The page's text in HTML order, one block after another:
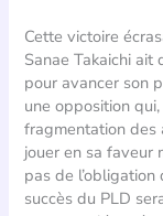
Cette victoire
Sanae Takaichi
pour avancer son
une opposition
fragmentation des
jouer en sa faveur
pas de l’obligation
succès du PLD